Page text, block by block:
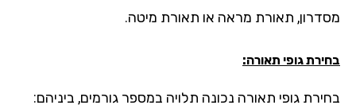
תאורת מראה או תאורת מיטה.
גופי תאורה:
גופי תאורה נכונה תלויה במספר גורמים, ביניהם: